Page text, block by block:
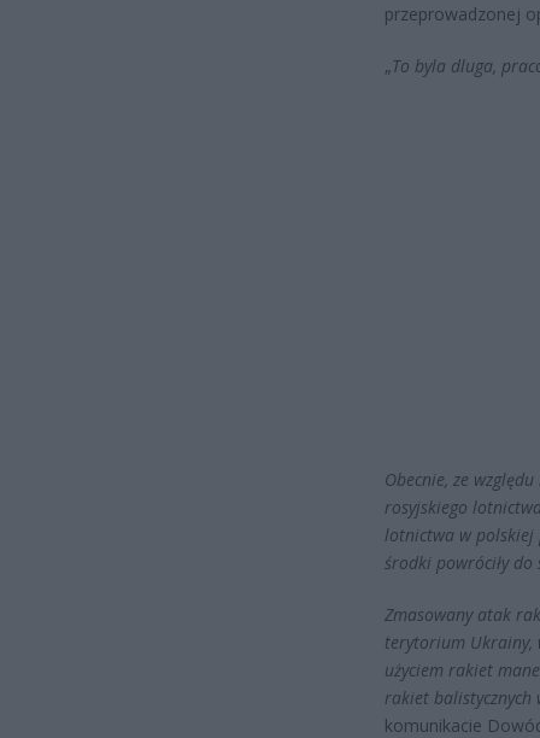
przeprowadzonej
„To byla dluga,
Obecnie, ze
rosyjskiego
lotnictwa w polskiej
środki powróciły
Zmasowany atak
terytorium Ukrainy,
użyciem rakiet
rakiet balistycznych
komunikacie